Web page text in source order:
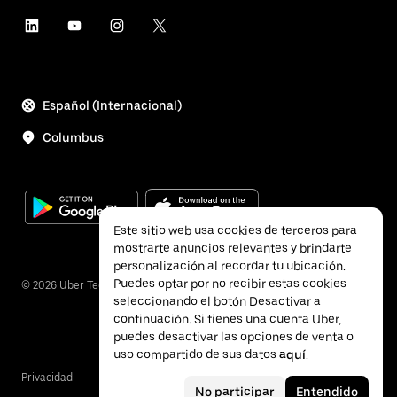
Español (Internacional)
Columbus
© 2026 Uber Technologies, Inc.
Privacidad
Este sitio web usa cookies de terceros para
mostrarte anuncios relevantes y brindarte
personalización al recordar tu ubicación.
Puedes optar por no recibir estas cookies
seleccionando el botón Desactivar a
continuación. Si tienes una cuenta Uber,
puedes desactivar las opciones de venta o
uso compartido de sus datos aquí.
No participar Entendido